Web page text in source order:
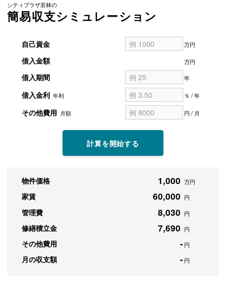
シティプラザ若林の
簡易収支シミュレーション
自己資金 万円
借入金額 万円
借入期間 年
借入金利 年利 ％ / 年
その他費用 月額 円 / 月
計算を開始する
物件価格 1,000 万円
家賃 60,000 円
管理費 8,030 円
修繕積立金 7,690 円
その他費用 - 円
月の収支額 - 円